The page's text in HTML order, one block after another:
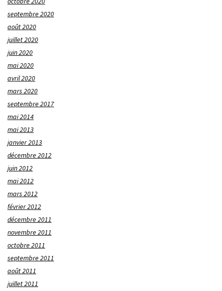
septembre 2020
août 2020
juillet 2020
juin 2020
mai 2020
avril 2020
mars 2020
septembre 2017
mai 2014
mai 2013
janvier 2013
décembre 2012
juin 2012
mai 2012
mars 2012
février 2012
décembre 2011
novembre 2011
octobre 2011
septembre 2011
août 2011
juillet 2011